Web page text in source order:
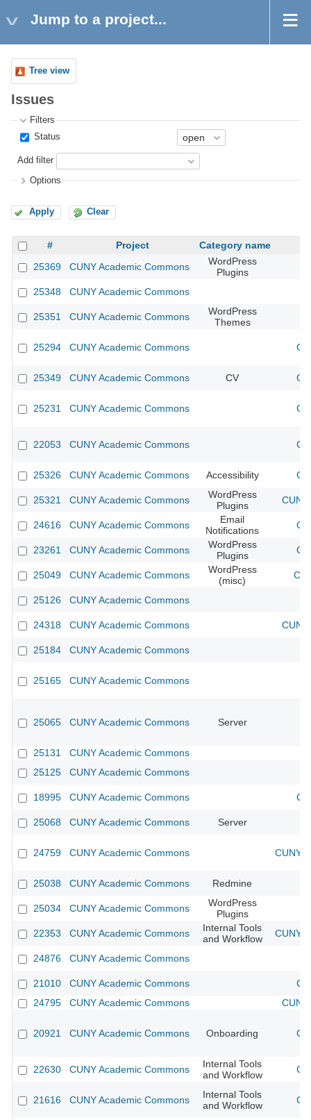
Jump to a project...
Tree view
Issues
Filters
Status
Add filter
Options
Apply Clear
# Project
Category name
25369
CUNY Academic Commons
WordPress
Plugins
25348
CUNY Academic Commons
25351 CUNY Academic Commons
WordPress
Themes
25294 CUNY Academic Commons
25349 CUNY Academic Commons CV
25231 CUNY Academic Commons
22053 CUNY Academic Commons
25326 CUNY Academic Commons Accessibility
25321 CUNY Academic Commons
WordPress
Plugins
24616 CUNY Academic Commons
Email
Notifications
23261 CUNY Academic Commons
WordPress
Plugins
25049 CUNY Academic Commons
WordPress
(misc)
25126 CUNY Academic Commons
24318 CUNY Academic Commons
25184 CUNY Academic Commons
25165 CUNY Academic Commons
25065 CUNY Academic Commons Server
25131
CUNY Academic Commons
25125
CUNY Academic Commons
18995 CUNY Academic Commons
25068 CUNY Academic Commons Server
24759 CUNY Academic Commons CUNY
25038 CUNY Academic Commons Redmine
25034 CUNY Academic Commons
WordPress
Plugins
22353
CUNY Academic Commons
Internal Tools
and Workflow
CUNY
24876 CUNY Academic Commons
21010 CUNY Academic Commons
24795
CUNY Academic Commons
20921 CUNY Academic Commons Onboarding
22630 CUNY Academic Commons
Internal Tools
and Workflow
21616 CUNY Academic Commons
Internal Tools
and Workflow